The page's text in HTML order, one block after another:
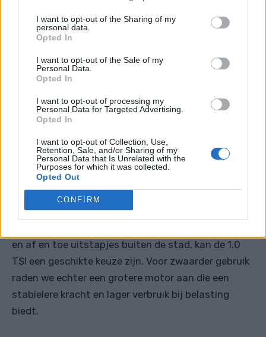
I want to opt-out of the Sharing of my
personal data.
Opted In
I want to opt-out of the Sale of my
Personal Data.
Opted In
I want to opt-out of processing my
Personal Data for Targeted Advertising.
Opted In
I want to opt-out of Collection, Use,
Retention, Sale, and/or Sharing of my
Personal Data that Is Unrelated with the
Purposes for which it was collected.
Opted Out
CONFIRM
zorgen over de duurzaamheid van de koppeling,
vooral bij het optrekken in heuvelachtig terrein
met een volledig geladen voertuig. Hij raadt aan
om een hill-start assistent te overwegen.
Deze ervaringen wijzen erop dat de motor 1.0 TSI
een goed vermogen en zuinigheid biedt, maar dat er
rijzen over de lange-termijn betrouwbaarheid.
Conclusie: Is de 1.0 TSI geschikt
voor u?
en af en toe uitstapjes buiten de stad, kan de 1.0
TSI een geschikte keuze zijn. Voor zwaarder gebruik
raden we echter een grotere motor aan die een
stabielere kracht en lager verbruik bij belasting
biedt.